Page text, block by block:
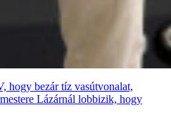
hogy bezár tíz vasútvonalat,
Lázárnál lobbizik, hogy